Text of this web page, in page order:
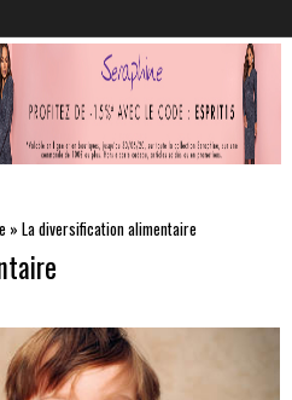
» La diversification alimentaire